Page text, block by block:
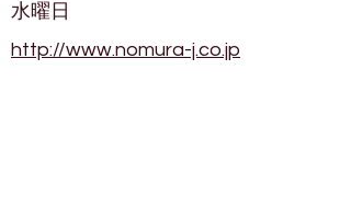
水曜日
http://www.nomura-j.co.jp